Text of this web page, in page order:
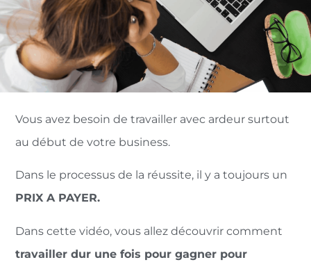
Vous avez besoin de travailler avec ardeur surtout
au début de votre business.
Dans le processus de la réussite, il y a toujours un
PRIX A PAYER.
Dans cette vidéo, vous allez découvrir comment
travailler dur une fois pour gagner pour